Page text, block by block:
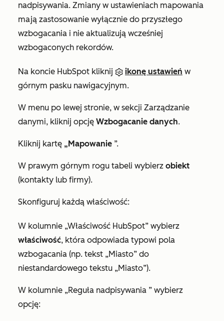
nadpisywania. Zmiany w ustawieniach mapowania
mają zastosowanie wyłącznie do przyszłego
wzbogacania i nie aktualizują wcześniej
wzbogaconych rekordów.
Na koncie HubSpot kliknij ikonę ustawień w
górnym pasku nawigacyjnym.
W menu po lewej stronie, w sekcji Zarządzanie
danymi, kliknij opcję Wzbogacanie danych.
Kliknij kartę „Mapowanie ”.
W prawym górnym rogu tabeli wybierz obiekt
(kontakty lub firmy).
Skonfiguruj każdą właściwość:
W kolumnie „Właściwość HubSpot” wybierz
właściwość, która odpowiada typowi pola
wzbogacania (np. tekst „Miasto” do
niestandardowego tekstu „Miasto”).
W kolumnie „Reguła nadpisywania ” wybierz
opcję: